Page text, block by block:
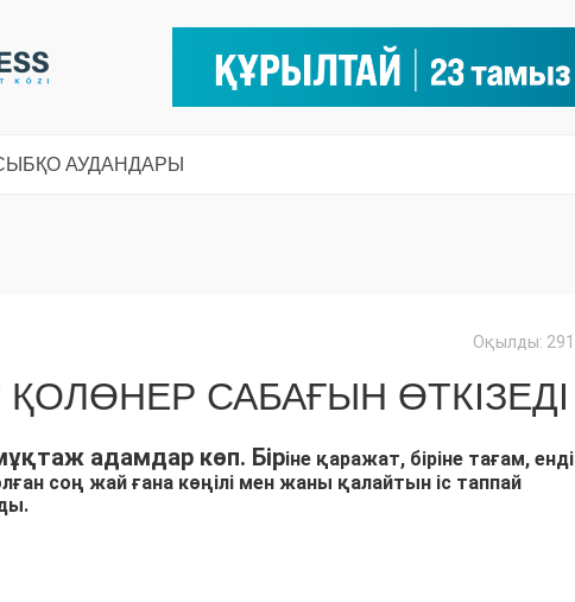
БҚО АУДАНДАРЫ
Оқылды: 291
САБАҒЫН ӨТКІЗЕДІ
адамдар көп. Біріне қаражат, біріне тағам, енді
соң жай ғана көңілі мен жаны қалайтын іс таппай